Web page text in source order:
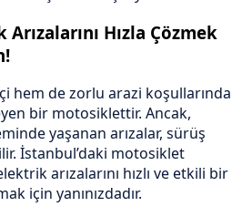
Hızla Çözmek
hem de zorlu arazi koşullarında
bir motosiklettir. Ancak,
yaşanan arızalar, sürüş
İstanbul’daki motosiklet
arızalarını hızlı ve etkili bir
için yanınızdadır.